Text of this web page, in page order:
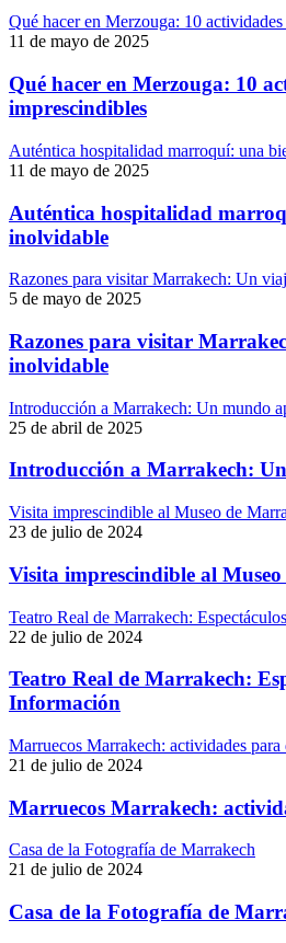
Qué hacer en Merzouga: 10
11 de mayo de 2025
Qué hacer en Merzouga: 10
imprescindibles
Auténtica hospitalidad marroquí: una
11 de mayo de 2025
Auténtica hospitalidad
inolvidable
Razones para visitar Marrakech: Un
5 de mayo de 2025
Razones para visitar
inolvidable
Introducción a Marrakech: Un mundo
25 de abril de 2025
Introducción a Marrakech:
Visita imprescindible al Museo de
23 de julio de 2024
Visita imprescindible al
Teatro Real de Marrakech:
22 de julio de 2024
Teatro Real de Marrakech:
Información
Marruecos Marrakech: actividades para
21 de julio de 2024
Marruecos Marrakech:
Casa de la Fotografía de Marrakech
21 de julio de 2024
Casa de la Fotografía de